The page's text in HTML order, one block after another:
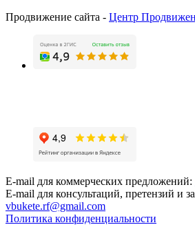
Продвижение сайта - Центр
E-mail для коммерческих предложений:
E-mail для консультаций, претензий и
vbukete.rf@gmail.com
Политика конфиденциальности